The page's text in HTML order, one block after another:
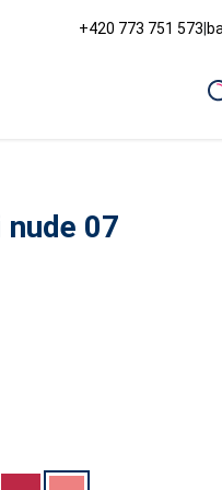
+420 773 751 573|
07